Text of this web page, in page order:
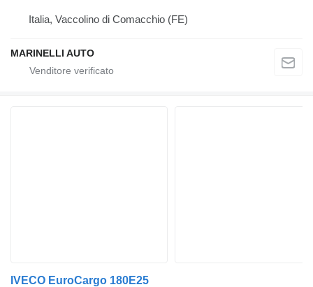
Italia, Vaccolino di Comacchio (FE)
MARINELLI AUTO
IVECO EuroCargo 180E25